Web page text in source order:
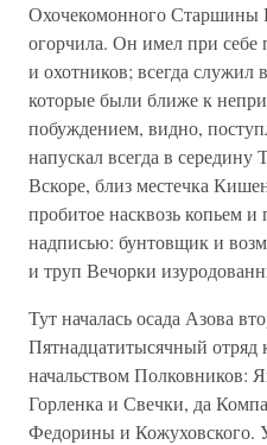
Охочекомонного Старшины
огорчила. Он имел при себе
и охотников; всегда служил
которые были ближе к
побуждением, видно,
напускал всегда в середину
Вскоре, близ местечка
пробитое насквозь копьем
надписью: бунтовщик и
и труп Вечорки
Тут началась осада Азова
Пятнадцатитысячный отряд
начальством Полковников:
Горленка и Свечки, да
Федорины и Кожуховского.